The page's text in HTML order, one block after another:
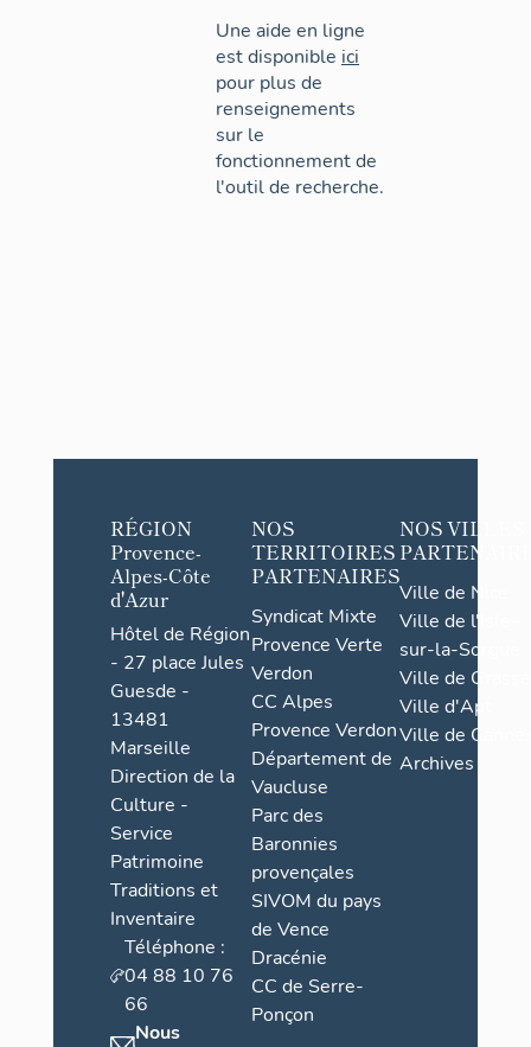
Une aide en ligne
est disponible ici
pour plus de
renseignements
sur le
fonctionnement de
l'outil de recherche.
RÉGION
Provence-
Alpes-Côte
d'Azur
Hôtel de Région
- 27 place Jules
Guesde -
13481
Marseille
Direction de la
Culture -
Service
Patrimoine
Traditions et
Inventaire
Téléphone :
04 88 10 76
66
Nous
NOS
TERRITOIRES
PARTENAIRES
Syndicat Mixte
Provence Verte
Verdon
CC Alpes
Provence Verdon
Département de
Vaucluse
Parc des
Baronnies
provençales
SIVOM du pays
de Vence
Dracénie
CC de Serre-
Ponçon
NOS VILLES
Ville de Nice
Ville de l'Isle-
sur-la-Sorgue
Ville de Grasse
Ville d'Apt
Ville de
Archives